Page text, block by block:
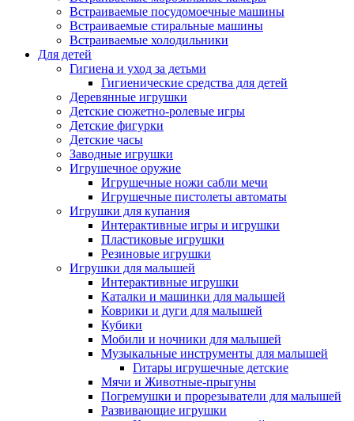
Встраиваемые посудомоечные машины
Встраиваемые стиральные машины
Встраиваемые холодильники
Для детей
Гигиена и уход за детьми
Гигиенические средства для детей
Деревянные игрушки
Детские сюжетно-ролевые игры
Детские фигурки
Детские часы
Заводные игрушки
Игрушечное оружие
Игрушечные ножи сабли мечи
Игрушечные пистолеты автоматы
Игрушки для купания
Интерактивные игры и игрушки
Пластиковые игрушки
Резиновые игрушки
Игрушки для малышей
Интерактивные игрушки
Каталки и машинки для малышей
Коврики и дуги для малышей
Кубики
Мобили и ночники для малышей
Музыкальные инструменты для малышей
Гитары игрушечные детские
Мячи и Животные-прыгуны
Погремушки и прорезыватели для малышей
Развивающие игрушки